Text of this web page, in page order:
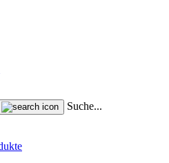
Suche...